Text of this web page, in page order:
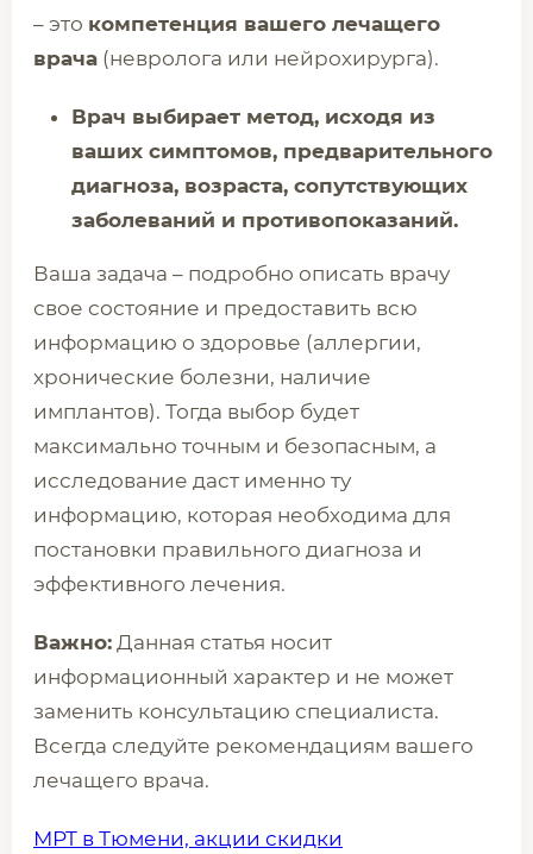
– это компетенция вашего лечащего
врача (невролога или нейрохирурга).
Врач выбирает метод, исходя из
ваших симптомов, предварительного
диагноза, возраста, сопутствующих
заболеваний и противопоказаний.
Ваша задача – подробно описать врачу
свое состояние и предоставить всю
информацию о здоровье (аллергии,
хронические болезни, наличие
имплантов). Тогда выбор будет
максимально точным и безопасным, а
исследование даст именно ту
информацию, которая необходима для
постановки правильного диагноза и
эффективного лечения.
Важно: Данная статья носит
информационный характер и не может
заменить консультацию специалиста.
Всегда следуйте рекомендациям вашего
лечащего врача.
МРТ в Тюмени, акции скидки